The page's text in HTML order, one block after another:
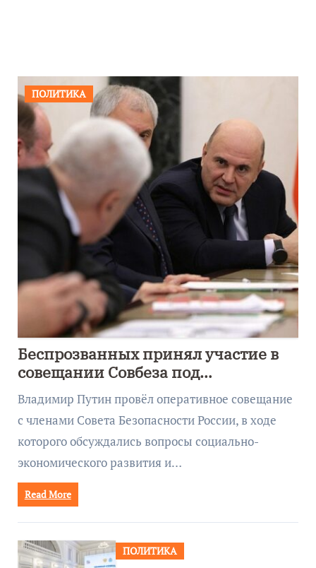
ПОЛИТИКА
Беспрозванных принял участие в
совещании Совбеза под
руководством Путина
Владимир Путин провёл оперативное совещание
с членами Совета Безопасности России, в ходе
которого обсуждались вопросы социально-
экономического развития и…
Read More
ПОЛИТИКА